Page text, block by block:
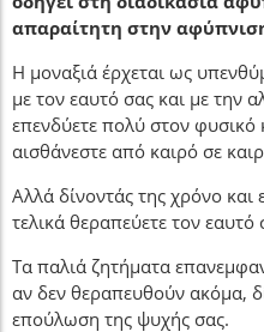
απαραίτητη στην
Η μοναξιά έρχεται ως
με τον εαυτό σας και με την
επενδύετε πολύ στον φυσικό
αισθάνεστε από καιρό σε
Αλλά δίνοντάς της χρόνο και
τελικά θεραπεύετε τον
Τα παλιά ζητήματα
αν δεν θεραπευθούν ακόμα,
επούλωση της ψυχής σας.